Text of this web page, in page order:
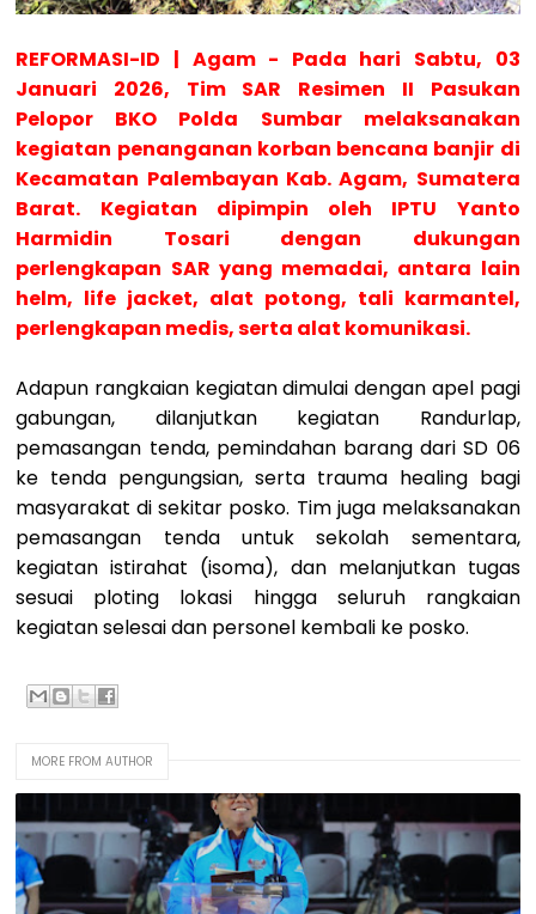
REFORMASI-ID | Agam - Pada hari Sabtu, 03
Januari 2026, Tim SAR Resimen II Pasukan
Pelopor BKO Polda Sumbar melaksanakan
kegiatan penanganan korban bencana banjir di
Kecamatan Palembayan Kab. Agam, Sumatera
Barat. Kegiatan dipimpin oleh IPTU Yanto
Harmidin Tosari dengan dukungan
perlengkapan SAR yang memadai, antara lain
helm, life jacket, alat potong, tali karmantel,
perlengkapan medis, serta alat komunikasi.
Adapun rangkaian kegiatan dimulai dengan apel pagi
gabungan, dilanjutkan kegiatan Randurlap,
pemasangan tenda, pemindahan barang dari SD 06
ke tenda pengungsian, serta trauma healing bagi
masyarakat di sekitar posko. Tim juga melaksanakan
pemasangan tenda untuk sekolah sementara,
kegiatan istirahat (isoma), dan melanjutkan tugas
sesuai ploting lokasi hingga seluruh rangkaian
kegiatan selesai dan personel kembali ke posko.
MORE FROM AUTHOR